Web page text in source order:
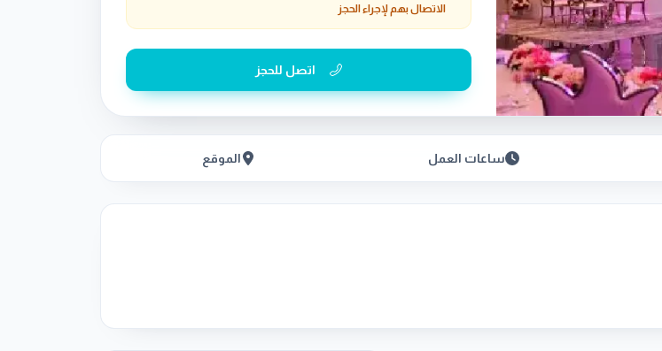
الاتصال بهم لإجراء الحجز
اتصل للحجز
ساعات العمل الموقع